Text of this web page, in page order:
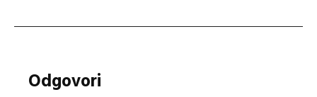
Odgovori